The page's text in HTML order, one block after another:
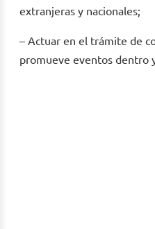
extranjeras y nacionales;
– Actuar en el trámite de
promueve eventos dentro